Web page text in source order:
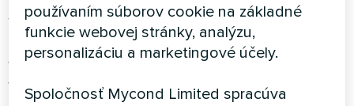
Všetky tri série majú triedu A+++, certifikáciu
Heat Pump Keymark, chladivo R32 a teplotu
výstupu do +55°C, preto sa hodia pre väčšinu
vykurovacích systémov vrátane starých
používaním súborov cookie na základné
funkcie webovej stránky, analýzu,
personalizáciu a marketingové účely.
Spoločnosť Mycond Limited spracúva